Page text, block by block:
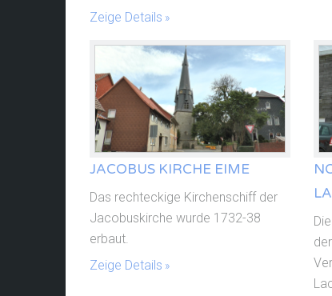
Zeige Details
JACOBUS KIRCHE EIME
Das rechteckige Kirchenschiff der
Jacobuskirche wurde 1732-38
erbaut.
Zeige Details